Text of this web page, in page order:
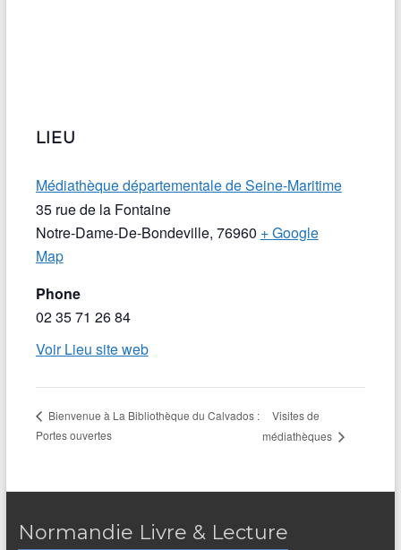
LIEU
Médiathèque départementale de Seine-Maritime
35 rue de la Fontaine
Notre-Dame-De-Bondeville, 76960 + Google
Map
Phone
02 35 71 26 84
Voir Lieu site web
Bienvenue à La Bibliothèque du Calvados :
Portes ouvertes
Visites de
médiathèques
Normandie Livre & Lecture